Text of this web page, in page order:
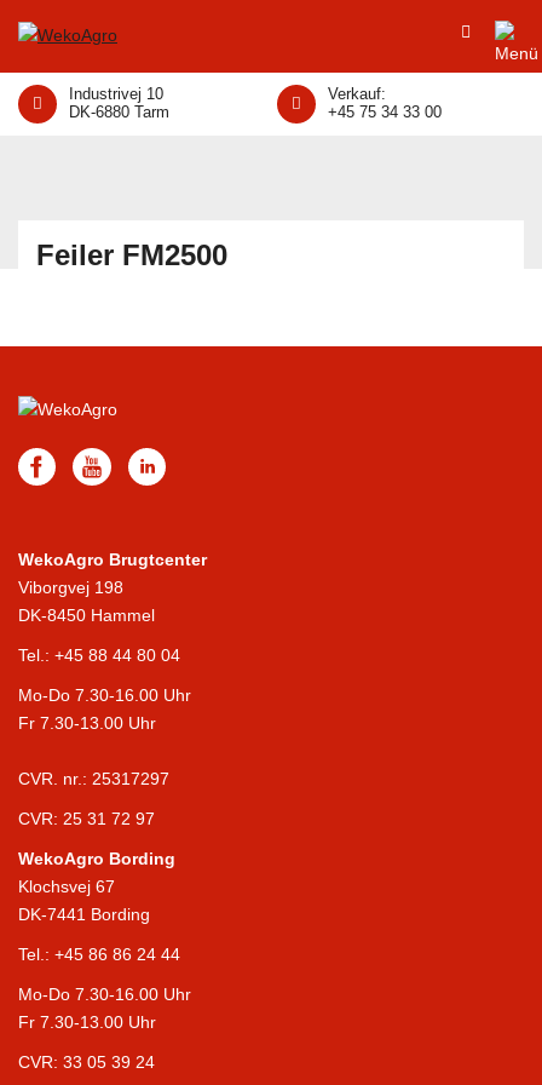
Industrivej 10
DK-6880 Tarm
Verkauf:
+45 75 34 33 00
Feiler FM2500
WekoAgro Brugtcenter
Viborgvej 198
DK-8450 Hammel
Tel.: +45 88 44 80 04
Mo-Do 7.30-16.00 Uhr
Fr 7.30-13.00 Uhr
CVR. nr.: 25317297
CVR: 25 31 72 97
WekoAgro Bording
Klochsvej 67
DK-7441 Bording
Tel.: +45 86 86 24 44
Mo-Do 7.30-16.00 Uhr
Fr 7.30-13.00 Uhr
CVR: 33 05 39 24